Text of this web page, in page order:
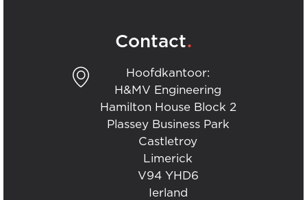
Contact.
Hoofdkantoor:
H&MV Engineering
Hamilton House Block 2
Plassey Business Park
Castletroy
Limerick
V94 YHD6
Ierland